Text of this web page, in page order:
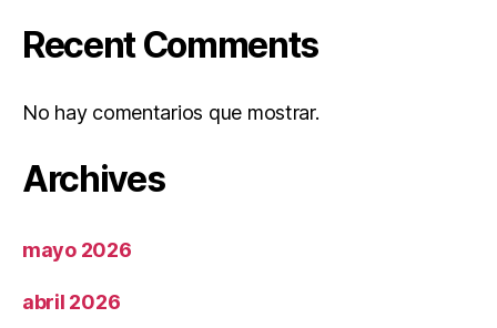
Recent Comments
No hay comentarios que mostrar.
Archives
mayo 2026
abril 2026